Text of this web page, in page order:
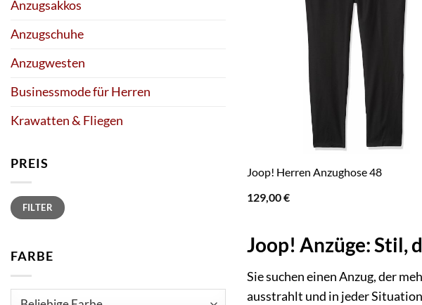
Anzugsakkos
Anzugschuhe
Anzugwesten
Businessmode für Herren
Krawatten & Fliegen
PREIS
Min.
Preis
Max.
PreisFILTER
FARBE
Joop! Herren Anzughose 48
129,00€
Joop! Anzüge: Stil,
Sie suchen einen Anzug, der
ausstrahlt und in jeder